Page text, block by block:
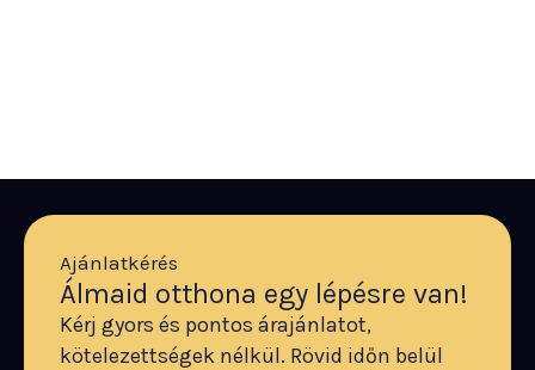
Ajánlatkérés
Álmaid otthona egy lépésre van!
Kérj gyors és pontos árajánlatot,
kötelezettségek nélkül. Rövid időn belül